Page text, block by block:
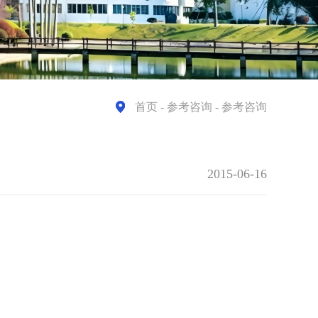
首页 - 参考咨询 - 参考咨询
2015-06-16